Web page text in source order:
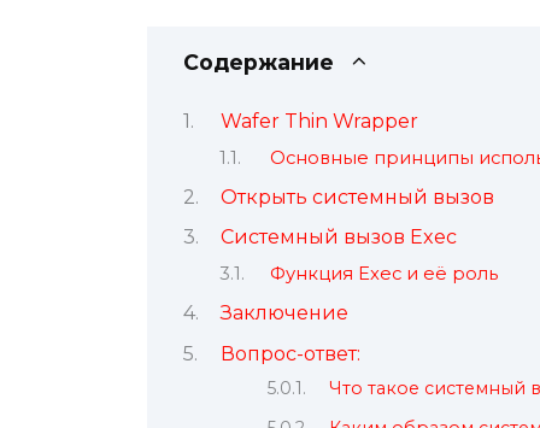
Содержание
Wafer Thin Wrapper
Основные принципы
Открыть системный вызов
Системный вызов Exec
Функция Exec и её роль
Заключение
Вопрос-ответ:
Что такое системный